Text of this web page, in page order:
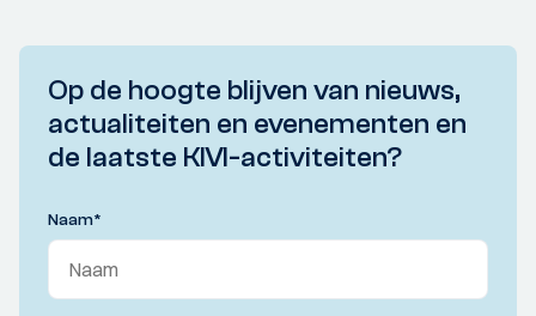
Op de hoogte blijven van nieuws,
actualiteiten en evenementen en
de laatste KIVI-activiteiten?
Naam*